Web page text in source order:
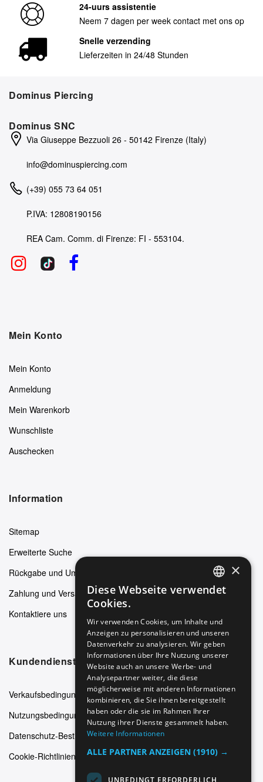
24-uurs assistentie
Neem 7 dagen per week contact met ons op
Snelle verzending
Lieferzeiten in 24/48 Stunden
Dominus Piercing
Dominus SNC
Via Giuseppe Bezzuoli 26 - 50142 Firenze (Italy)
info@dominuspiercing.com
(+39) 055 73 64 051
P.IVA: 12808190156
REA Cam. Comm. di Firenze: FI - 553104.
Mein Konto
Mein Konto
Anmeldung
Mein Warenkorb
Wunschliste
Auschecken
Information
Sitemap
Erweiterte Suche
Rückgabe und Umtausch
Zahlung und Versand
Kontaktiere uns
Kundendienst
Verkaufsbedingungen
Nutzungsbedingungen
Datenschutz-Bestimmungen
Cookie-Richtlinien
ENGLISH
ITALIAN
SPANISH
×
Diese Webseite verwendet
Cookies.
Wir verwenden Cookies, um Inhalte und
Anzeigen zu personalisieren und unseren
Datenverkehr zu analysieren. Wir geben
Informationen über Ihre Nutzung unserer
Website auch an unsere Werbe- und
Analysepartner weiter, die diese
möglicherweise mit anderen Informationen
kombinieren, die Sie ihnen bereitgestellt
haben oder die sie im Rahmen Ihrer
Nutzung ihrer Dienste gesammelt haben.
Weitere Informationen
ALLE PARTNER ANZEIGEN (1910) →
UNBEDINGT ERFORDERLICH